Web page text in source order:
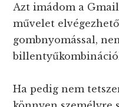
Azt imádom a
művelet
gombnyomással,
Ha pedig nem